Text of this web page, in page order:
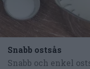
Snabb ostsås
Snabb och enkel